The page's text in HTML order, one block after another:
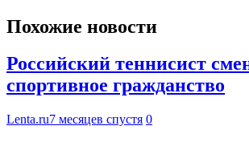
Похожие новости
Российский теннисист
спортивное гражданство
Lenta.ru7 месяцев спустя 0